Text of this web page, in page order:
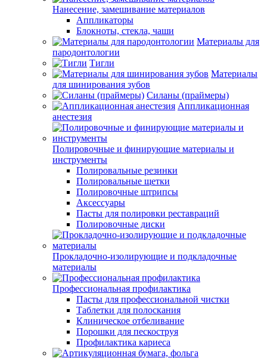
Нанесение, замешивание материалов
Аппликаторы
Блокноты, стекла, чаши
Материалы для
пародонтологии
Тигли
Материалы
для шинирования зубов
Силаны (праймеры)
Аппликационная
анестезия
Полировочные и финирующие материалы и
инструменты
Полировальные резинки
Полировальные щетки
Полировочные штрипсы
Аксессуары
Пасты для полировки реставраций
Полировочные диски
Прокладочно-изолирующие и подкладочные
материалы
Профессиональная профилактика
Пасты для профессиональной чистки
Таблетки для полоскания
Клиническое отбеливание
Порошки для пескоструя
Профилактика кариеса